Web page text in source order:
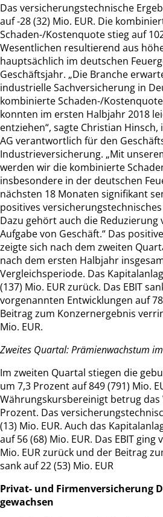
Das versicherungstechnische
auf -28 (32) Mio. EUR. Die
Schaden-/Kostenquote stieg auf
Wesentlichen resultierend aus
hauptsächlich im deutschen
Geschäftsjahr. „Die Branche
industrielle Sachversicherung in
kombinierte Schaden-/
konnten im ersten Halbjahr 2018
entziehen“, sagte Christian
AG verantwortlich für den
Industrieversicherung. „Mit
werden wir die kombinierte
insbesondere in der deutschen
nächsten 18 Monaten signifikant
positives
Dazu gehört auch die
Aufgabe von Geschäft.“ Das
zeigte sich nach dem zweiten
nach dem ersten Halbjahr
Vergleichsperiode. Das
(137) Mio. EUR zurück. Das EBIT
vorgenannten Entwicklungen auf
Beitrag zum Konzernergebnis
Mio. EUR.
Zweites Quartal: Prämienwachstum
Im zweiten Quartal stiegen die
um 7,3 Prozent auf 849 (791) Mio.
Währungskursbereinigt betrug das
Prozent. Das
(13) Mio. EUR. Auch das
auf 56 (68) Mio. EUR. Das EBIT ging
Mio. EUR zurück und der Beitrag
sank auf 22 (53) Mio. EUR
Privat- und Firmenversicherung
gewachsen